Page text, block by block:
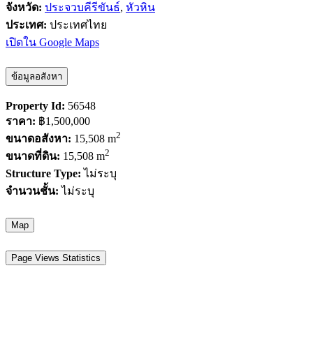
จังหวัด: ประจวบคีรีขันธ์, หัวหิน
ประเทศ: ประเทศไทย
เปิดใน Google Maps
ข้อมูลอสังหา
Property Id: 56548
ราคา: ฿1,500,000
ขนาดอสังหา: 15,508 m2
ขนาดที่ดิน: 15,508 m2
Structure Type: ไม่ระบุ
จำนวนชั้น: ไม่ระบุ
Map
Page Views Statistics